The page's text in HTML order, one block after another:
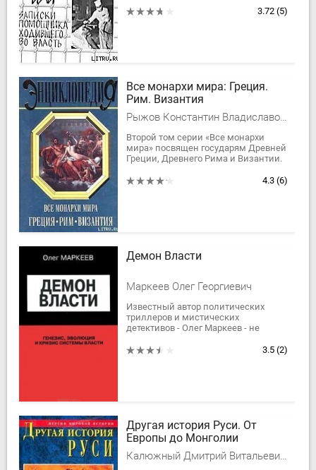
И поэтому лишен права выдавать
3.72 (5)
Все монархи мира: Греция.
Рим. Византия
Рыжов Константин Владиславович
Второй том серии «Все монархи
мира» посвящен государям Древней
Греции, Древнего Рима и Византии.
двухсот государей, правивших на
4.3 (6)
Демон Власти
Маркеев Олег Георгиевич
Известный автор политических
триллеров и мистических
детективов - Олег Маркеев - не
На этот раз совместно с учеными
3.5 (2)
Другая история Руси. От
Европы до Монголии
Калюжный Дмитрий Витальевич, Валянский Сергей Иванович, Д. Калюжный